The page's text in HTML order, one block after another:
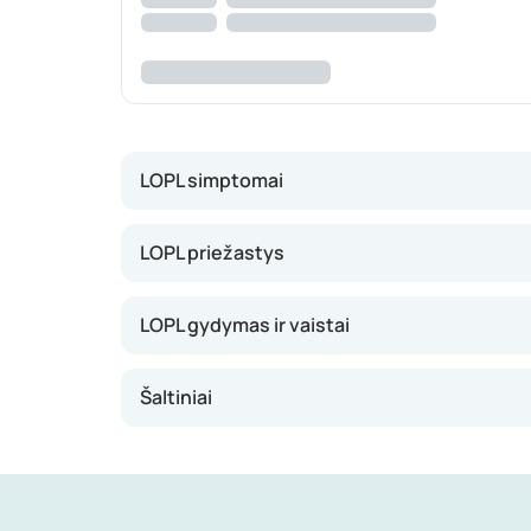
LOPL simptomai
Sergant LOPL, plaučiai yra negrįžtamai
Kosulys
Pasunkėjęs kvėpavimas
LOPL priežastys
LOPL gydymas ir vaistai
Šaltiniai